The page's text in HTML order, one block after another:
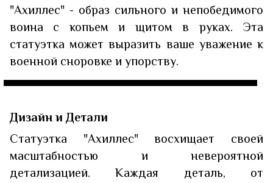
"Ахиллес" - образ сильного и непобедимого
воина с копьем и щитом в руках. Эта
статуэтка может выразить ваше уважение к
военной сноровке и упорству.
Дизайн и Детали
Статуэтка "Ахиллес" восхищает своей
масштабностью и невероятной
детализацией. Каждая деталь, от